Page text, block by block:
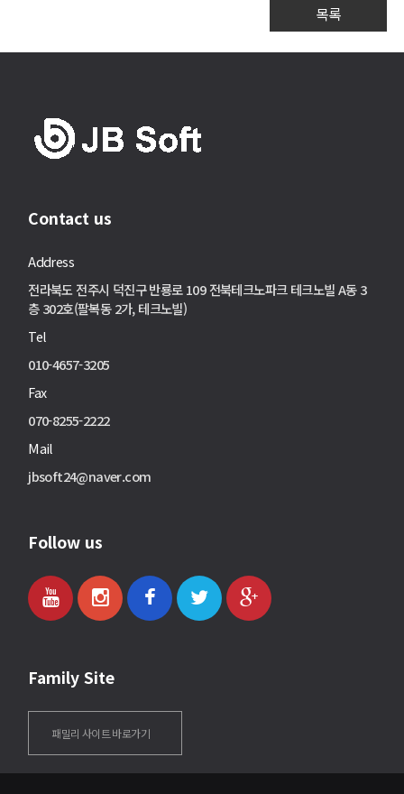
목록
Contact us
Address
전라북도 전주시 덕진구 반룡로 109 전북테크노파크 테크노빌 A동 3
층 302호(팔복동 2가, 테크노빌)
Tel
010-4657-3205
Fax
070-8255-2222
Mail
jbsoft24@naver.com
Follow us
Family Site
패밀리 사이트 바로가기